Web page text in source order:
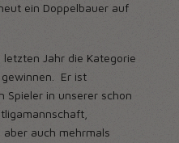
ein Doppelbauer auf
Jahr die Kategorie
Er ist
Spieler in unserer schon
auch mehrmals